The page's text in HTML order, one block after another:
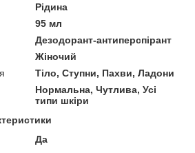
Рідина
95 мл
Дезодорант-антиперспірант
Жіночий
Тіло, Ступни, Пахви, Ладони
Нормальна, Чутлива, Усі
типи шкіри
Да